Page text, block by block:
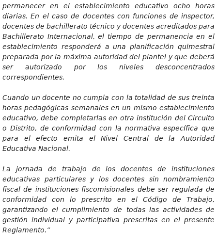
permanecer en el establecimiento educativo ocho horas
diarias. En el caso de docentes con funciones de inspector,
docentes de bachillerato técnico y docentes acreditados para
Bachillerato Internacional, el tiempo de permanencia en el
establecimiento responderá a una planificación quimestral
preparada por la máxima autoridad del plantel y que deberá
ser autorizado por los niveles desconcentrados
correspondientes.
Cuando un docente no cumpla con la totalidad de sus treinta
horas pedagógicas semanales en un mismo establecimiento
educativo, debe completarlas en otra institución del Circuito
o Distrito, de conformidad con la normativa específica que
para el efecto emita el Nivel Central de la Autoridad
Educativa Nacional.
L a jornada de trabajo de los docentes de instituciones
educativas particulares y los docentes sin nombramiento
fiscal de instituciones fiscomisionales debe ser regulada de
conformidad con lo prescrito en el Código de Trabajo,
garantizando el cumplimiento de todas las actividades de
gestión individual y participativa prescritas en el presente
Reglamento.”